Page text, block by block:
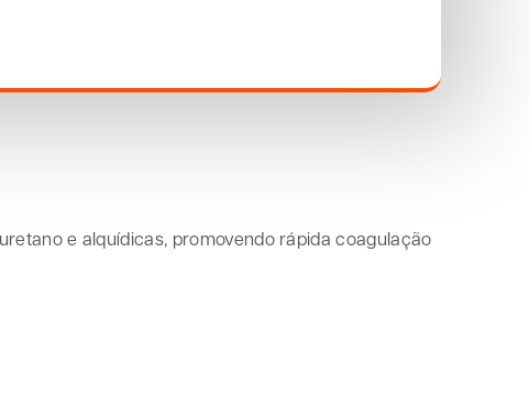
e alquídicas, promovendo rápida coagulação